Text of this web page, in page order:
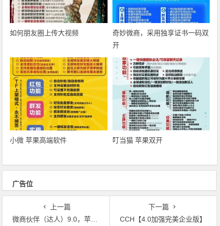
如何朋友圈上传大视频
奇妙微商‎，采用独享证书一码双
开
小微 苹果高端软件 叮当猫 苹果双开
广告位
上一篇
微商伙伴（达人）9.0，苹果最好，需要联系客服
下一篇
CCH【4.0加强完美企业版】